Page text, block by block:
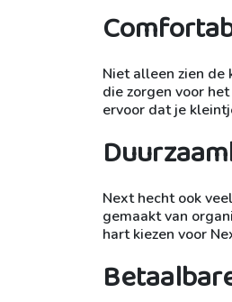
Niet alleen zien
die zorgen voor
ervoor dat je
Next hecht ook
gemaakt van
hart kiezen voor